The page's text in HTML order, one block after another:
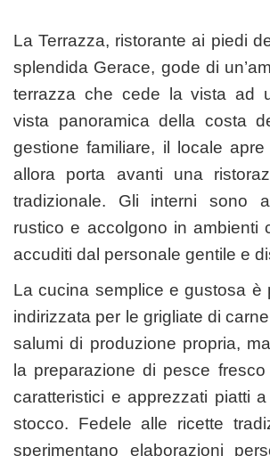
La Terrazza, ristorante ai piedi
splendida Gerace, gode di
terrazza che cede la vista ad
vista panoramica della costa
gestione familiare, il locale
allora porta avanti una
tradizionale. Gli interni sono
rustico e accolgono in ambienti
accuditi dal personale gentile e
La cucina semplice e gustosa è
indirizzata per le grigliate di
salumi di produzione propria,
la preparazione di pesce
caratteristici e apprezzati piatti
stocco. Fedele alle ricette
sperimentano elaborazioni